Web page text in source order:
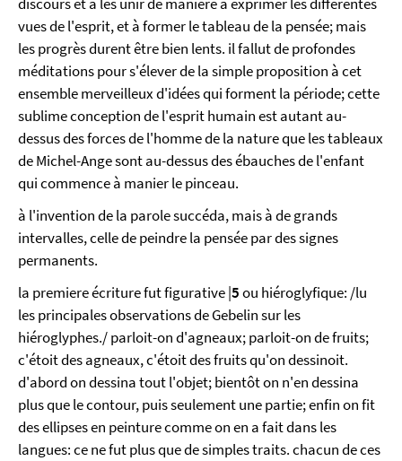
vues de l'esprit, et à former le tableau de la pensée; mais
les progrès durent être bien lents. il fallut de profondes
méditations pour s'élever de la simple proposition à cet
ensemble merveilleux d'idées qui forment la période; cette
sublime conception de l'esprit humain est autant au-
dessus des forces de l'homme de la nature que les tableaux
de Michel-Ange sont au-dessus des ébauches de l'enfant
qui commence à manier le pinceau.
à l'invention de la parole succéda, mais à de grands
intervalles, celle de peindre la pensée par des signes
permanents.
la premiere écriture fut figurative |5ou hiéroglyfique: /lu
les principales observations de Gebelin sur les
hiéroglyphes./ parloit-on d'agneaux; parloit-on de fruits;
c'étoit des agneaux, c'étoit des fruits qu'on dessinoit.
d'abord on dessina tout l'objet; bientôt on n'en dessina
plus que le contour, puis seulement une partie; enfin on fit
des ellipses en peinture comme on en a fait dans les
langues: ce ne fut plus que de simples traits. chacun de ces